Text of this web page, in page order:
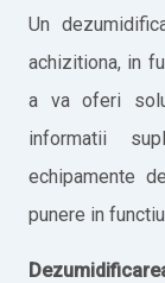
Un
achizitiona, in
a va oferi
informatii
echipamente
punere in